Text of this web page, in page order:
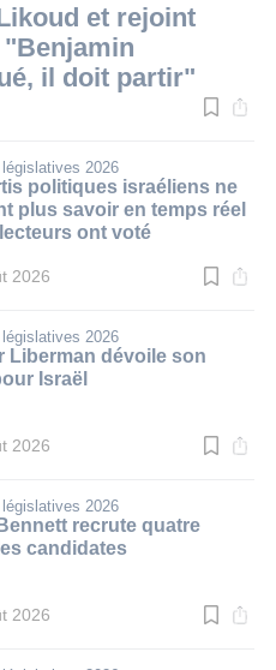
et rejoint
il doit partir"
2026
politiques israéliens ne
plus savoir en temps réel
ont voté
2026
2026
Liberman dévoile son
Israël
2026
2026
recrute quatre
candidates
2026